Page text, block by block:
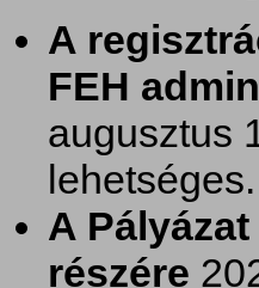
​A
FEH
augusztus
lehetséges.
A
részére